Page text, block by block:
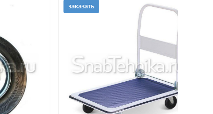
заказать